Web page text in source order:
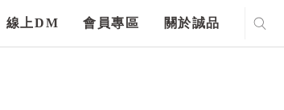
線上DM 會員專區 關於誠品